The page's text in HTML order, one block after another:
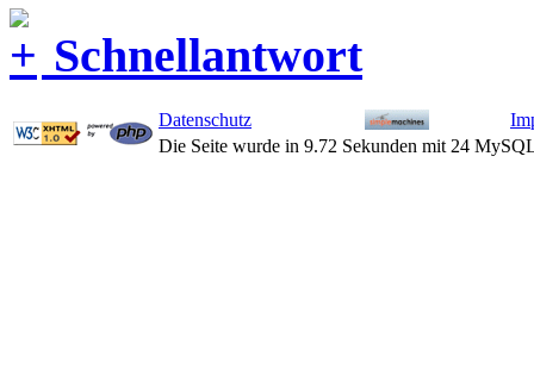
Schnellantwort
Datenschutz
Die Seite wurde in 9.72 Sekunden mit 24